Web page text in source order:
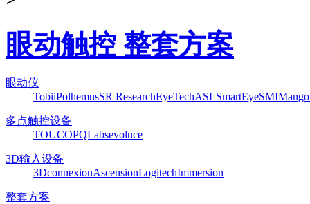
眼动触控 整套方案
眼动仪
TobiiPolhemusSR ResearchEyeTechASLSmartEyeSMI
多点触控设备
TOUCOPQLabsevoluce
3D输入设备
3DconnexionAscensionLogitechImmersion
整套方案